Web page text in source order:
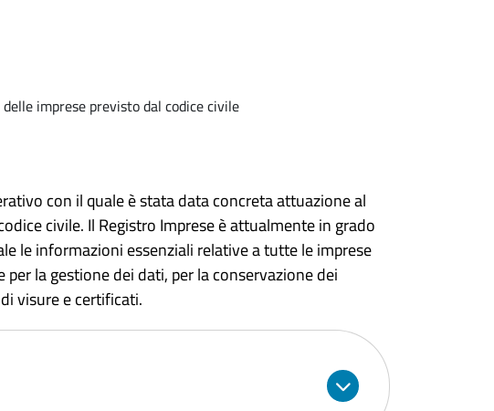
imprese previsto dal codice civile
con il quale è stata data concreta attuazione al
civile. Il Registro Imprese è attualmente in grado
le informazioni essenziali relative a tutte le imprese
la gestione dei dati, per la conservazione dei
visure e certificati.